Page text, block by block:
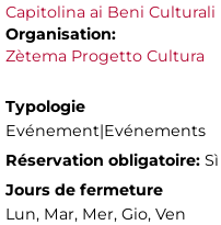
Capitolina ai Beni Culturali
Organisation:
Zètema Progetto Cultura
Typologie
Evénement|Evénements
Réservation obligatoire: Sì
Jours de fermeture
Lun, Mar, Mer, Gio, Ven